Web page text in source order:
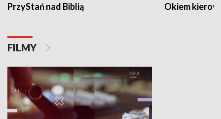
PrzyStań nad Biblią Okiem
FILMY